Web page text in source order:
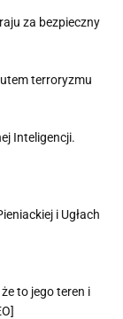
za bezpieczny
terroryzmu
Inteligencji.
i Ugłach
to jego teren i